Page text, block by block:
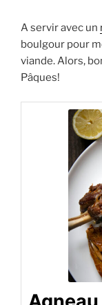
A servir avec un
boulgour pour
viande. Alors,
Pâques!